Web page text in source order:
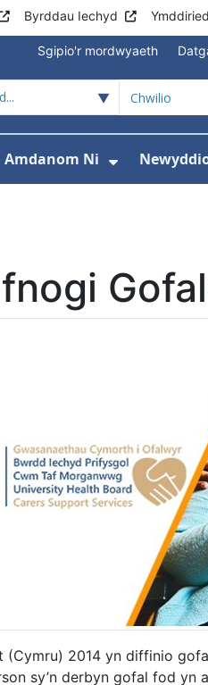
Byrddau Iechyd
Sgipio'r mordwyaeth
Amdanom Ni
2014 yn diffinio
sy’n derbyn gofal fod yn